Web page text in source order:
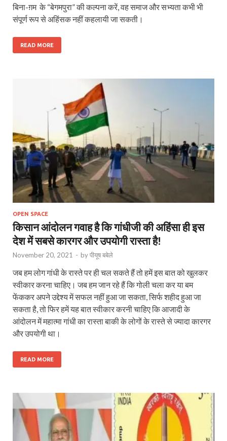
बिना-ग़म के “बेगमपुरा” की कल्पना करें, वह समाज और सभ्यता कभी भी
संपूर्ण रूप से अहिंसक नहीं कहलायी जा सकती।
READ MORE
OPEN SPACE
किसान आंदोलन गवाह है कि गांधीजी की अहिंसा ही इस
देश में सबसे कारगर और उपयोगी रास्ता है!
November 20, 2021 - byपीयूष बबेले
जब हम लोग गांधी के रास्ते पर ही चल सकते हैं तो हमें इस बात को खुलकर
स्वीकार करना चाहिए। जब हम जान रहे हैं कि गोली चला कर या बम
फेंककर अपने उद्देश्य में सफल नहीं हुआ जा सकता, सिर्फ शहीद हुआ जा
सकता है, तो फिर हमें यह बात स्वीकार करनी चाहिए कि आजादी के
आंदोलन में महात्मा गांधी का रास्ता बाकी के लोगों के रास्ते से ज्यादा कारगर
और उपयोगी था।
READ MORE